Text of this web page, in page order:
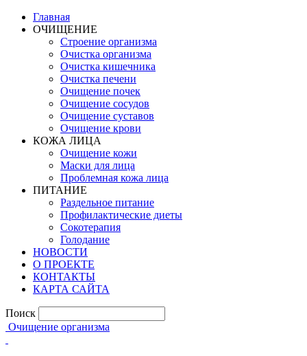
Главная
ОЧИЩЕНИЕ
Строение организма
Очистка организма
Очистка кишечника
Очистка печени
Очищение почек
Очищение сосудов
Очищение суставов
Очищение крови
КОЖА ЛИЦА
Очищение кожи
Маски для лица
Проблемная кожа лица
ПИТАНИЕ
Раздельное питание
Профилактические диеты
Сокотерапия
Голодание
НОВОСТИ
О ПРОЕКТЕ
КОНТАКТЫ
КАРТА САЙТА
Поиск
Очищение организма